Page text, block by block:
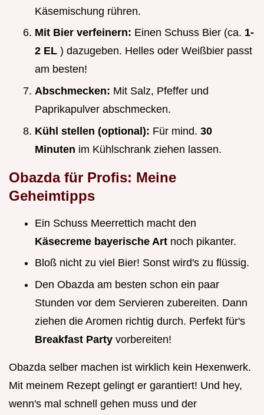
Käsemischung rühren.
Mit Bier verfeinern: Einen Schuss Bier (ca. 1-
2 EL ) dazugeben. Helles oder Weißbier passt
am besten!
Abschmecken: Mit Salz, Pfeffer und
Paprikapulver abschmecken.
Kühl stellen (optional): Für mind. 30
Minuten im Kühlschrank ziehen lassen.
Obazda für Profis: Meine
Geheimtipps
Ein Schuss Meerrettich macht den
Käsecreme bayerische Art noch pikanter.
Bloß nicht zu viel Bier! Sonst wird's zu flüssig.
Den Obazda am besten schon ein paar
Stunden vor dem Servieren zubereiten. Dann
ziehen die Aromen richtig durch. Perfekt für's
Breakfast Party vorbereiten!
Obazda selber machen ist wirklich kein Hexenwerk.
Mit meinem Rezept gelingt er garantiert! Und hey,
wenn's mal schnell gehen muss und der